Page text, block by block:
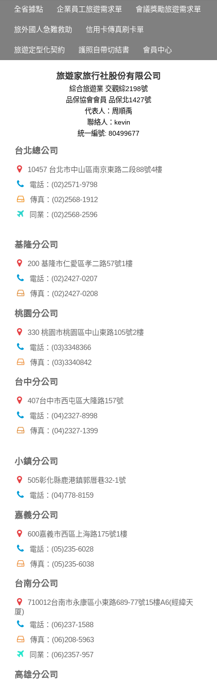
全省據點 企業員工旅遊需求單 會議獎勵旅遊需求單
旅外國人急難救助 信用卡傳真刷卡單
旅遊定型化契約 護照自帶切結書 會員中心
旅遊家旅行社股份有限公司
綜合旅遊業 交觀綜2198號
品保協會會員 品保北1427號
代表人：周順禹
聯絡人：kevin
統一編號: 80499677
台北總公司
10457 台北市中山區南京東路二段88號4樓
電話：(02)2571-9798
傳真：(02)2568-1912
同業：(02)2568-2596
基隆分公司
200 基隆市仁愛區孝二路57號1樓
電話：(02)2427-0207
傳真：(02)2427-0208
桃園分公司
330 桃園市桃園區中山東路105號2樓
電話：(03)3348366
傳真：(03)3340842
台中分公司
407台中市西屯區大隆路157號
電話：(04)2327-8998
傳真：(04)2327-1399
小鎮分公司
505彰化縣鹿港鎮郭厝巷32-1號
電話：(04)778-8159
嘉義分公司
600嘉義市西區上海路175號1樓
電話：(05)235-6028
傳真：(05)235-6038
台南分公司
710012台南市永康區小東路689-77號15樓A6(經緯天
厦)
電話：(06)237-1588
傳真：(06)208-5963
同業：(06)2357-957
高雄分公司